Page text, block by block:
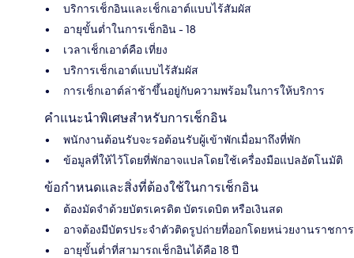
บริการเช็กอินและเช็กเอาต์แบบไร้สัมผัส
อายุขั้นต่ำในการเช็กอิน - 18
เวลาเช็กเอาต์คือ เที่ยง
บริการเช็กเอาต์แบบไร้สัมผัส
การเช็กเอาต์ล่าช้าขึ้นอยู่กับความพร้อมในการให้บริการ
คำแนะนำพิเศษสำหรับการเช็กอิน
พนักงานต้อนรับจะรอต้อนรับผู้เข้าพักเมื่อมาถึงที่พัก
ข้อมูลที่ให้ไว้โดยที่พักอาจแปลโดยใช้เครื่องมือแปลอัตโนมัติ
ข้อกำหนดและสิ่งที่ต้องใช้ในการเช็กอิน
ต้องมัดจำด้วยบัตรเครดิต บัตรเดบิต หรือเงินสด
อาจต้องมีบัตรประจำตัวติดรูปถ่ายที่ออกโดยหน่วยงานราชการ
อายุขั้นต่ำที่สามารถเช็กอินได้คือ 18 ปี